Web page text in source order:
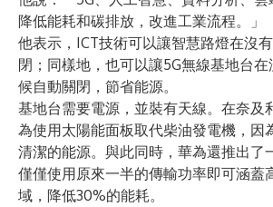
降低能耗和碳排放，改進工業流程。」
他表示，ICT技術可以讓智慧路燈在沒
閉；同樣地，也可以讓5G無線基地台
候自動關閉，節省能源。
基地台需要電源，並裝有天線。在奈及
為使用太陽能面板取代柴油發電機，因
清潔的能源。與此同時，華為還推出了
僅僅使用原來一半的傳輸功率即可涵蓋
域，降低30%的能耗。